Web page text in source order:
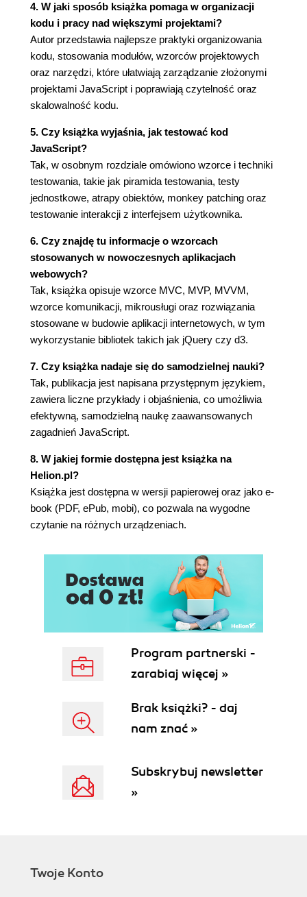
Rady i wskazówki (93)
Podsumowanie (94)
Rozdział 5. Wzorce operacyjne (95)
Łańcuch odpowiedzialności (96)
Implementacja (96)
Polecenie (100)
Element wywołujący (Invoker) (102)
Element odbierający (Receiver) (103)
Interpreter (103)
Przykład (104)
Implementacja (104)
Iterator (106)
Implementacja (106)
Iteratory standardu ECMAScript 2015 (107)
Mediator (108)
Implementacja (109)
Memento (110)
Implementacja (111)
Obserwator (113)
Stan (116)
Implementacja (117)
Strategia (119)
Implementacja (121)
Metoda szablonowa (123)
Odwiedzający (125)
Rady i wskazówki (129)
Podsumowanie (130)
CZĘŚĆ II. INNE WZORCE (131)
Funkcje w programowaniu funkcyjnym są
pozbawione efektów ubocznych (134)
Przekazywanie funkcji (134)
Implementacja (136)
Filtry i potoki (138)
Implementacja (139)
Akumulatory (141)
Implementacja (142)
Implementacja (143)
Niezmienność (145)
Rady i wskazówki (148)
Podsumowanie (149)
Filtrowanie strumieni (155)
4. W jaki sposób książka pomaga w organizacji
kodu i pracy nad większymi projektami?
Autor przedstawia najlepsze praktyki organizowania
kodu, stosowania modułów, wzorców projektowych
oraz narzędzi, które ułatwiają zarządzanie złożonymi
projektami JavaScript i poprawiają czytelność oraz
skalowalność kodu.
5. Czy książka wyjaśnia, jak testować kod
JavaScript?
Tak, w osobnym rozdziale omówiono wzorce i techniki
testowania, takie jak piramida testowania, testy
jednostkowe, atrapy obiektów, monkey patching oraz
testowanie interakcji z interfejsem użytkownika.
6. Czy znajdę tu informacje o wzorcach
stosowanych w nowoczesnych aplikacjach
webowych?
Tak, książka opisuje wzorce MVC, MVP, MVVM,
wzorce komunikacji, mikrousługi oraz rozwiązania
stosowane w budowie aplikacji internetowych, w tym
wykorzystanie bibliotek takich jak jQuery czy d3.
7. Czy książka nadaje się do samodzielnej nauki?
Tak, publikacja jest napisana przystępnym językiem,
zawiera liczne przykłady i objaśnienia, co umożliwia
efektywną, samodzielną naukę zaawansowanych
zagadnień JavaScript.
8. W jakiej formie dostępna jest książka na
Helion.pl?
Książka jest dostępna w wersji papierowej oraz jako e-
book (PDF, ePub, mobi), co pozwala na wygodne
czytanie na różnych urządzeniach.
Program partnerski -
zarabiaj więcej »
Brak książki? - daj
nam znać »
Subskrybuj newsletter
»
Twoje Konto